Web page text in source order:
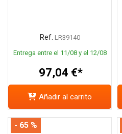
Ref. LR39140
Entrega entre el 11/08 y el 12/08
97,04 €*
Añadir al carrito
- 65 %